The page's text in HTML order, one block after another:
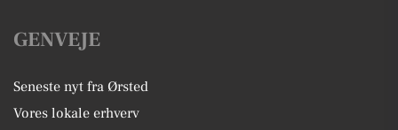
GENVEJE
Seneste nyt fra Ørsted
Vores lokale erhverv